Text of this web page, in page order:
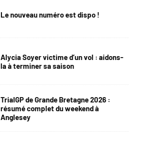
Le nouveau numéro est dispo !
Alycia Soyer victime d’un vol : aidons-
la à terminer sa saison
TrialGP de Grande Bretagne 2026 :
résumé complet du weekend à
Anglesey